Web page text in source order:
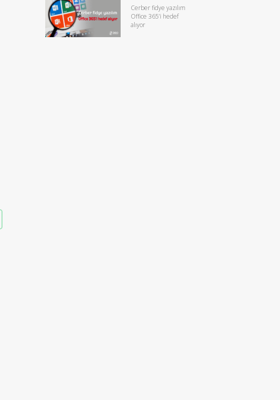
Cerber fidye yazılım
Office 365’i hedef
alıyor